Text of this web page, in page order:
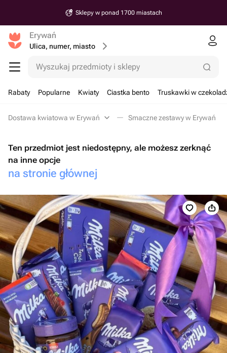
Sklepy w ponad 1700 miastach
Erywań
Ulica, numer, miasto
Wyszukaj przedmioty i sklepy
Rabaty Popularne Kwiaty Ciastka bento Truskawki w
Dostawa kwiatowa w Erywań Smaczne zestawy w Erywań
Ten przedmiot jest niedostępny, ale możesz zerknąć
na inne opcje
na stronie głównej